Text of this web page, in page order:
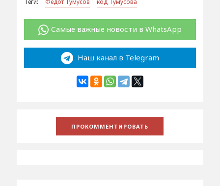
Теги: Федот Тумусов код Тумусова
Самые важные новости в WhatsApp
Наш канал в Telegram